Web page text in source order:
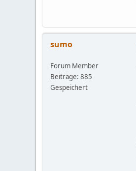
sumo
Forum Member
Beiträge: 885
Gespeichert